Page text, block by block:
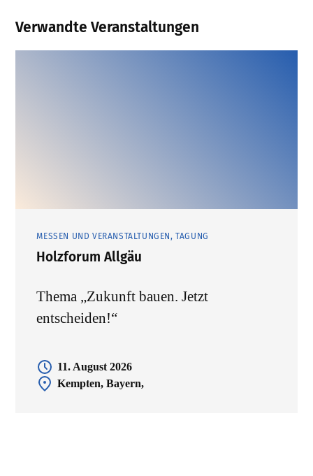
Verwandte Veranstaltungen
MESSEN UND VERANSTALTUNGEN, TAGUNG
Holzforum Allgäu
Thema „Zukunft bauen. Jetzt
entscheiden!“
11. August 2026
Kempten, Bayern,